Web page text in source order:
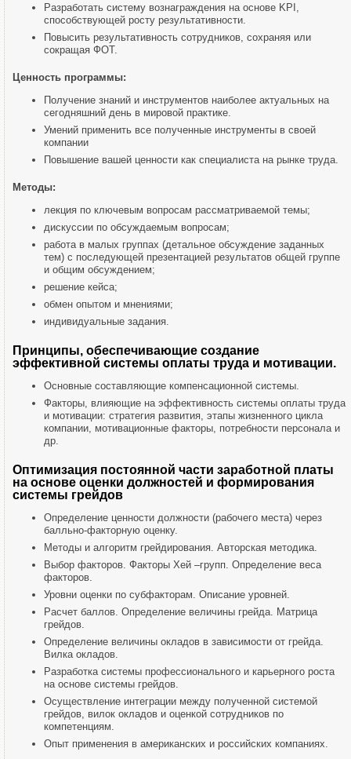
Разработать систему вознаграждения на оcнове KPI,
способствующей росту результативности.
Повысить результативность сотрудников, сохраняя или
сокращая ФОТ.
Ценность программы:
Получение знаний и инструментов наиболее актуальных на
сегодняшний день в мировой практике.
Умений применить все полученные инструменты в своей
компании
Повышение вашей ценности как специалиста на рынке труда.
Методы:
лекция по ключевым вопросам рассматриваемой темы;
дискуссии по обсуждаемым вопросам;
работа в малых группах (детальное обсуждение заданных
тем) с последующей презентацией результатов общей группе
и общим обсуждением;
решение кейса;
обмен опытом и мнениями;
индивидуальные задания.
Принципы, обеспечивающие создание
эффективной системы оплаты труда и мотивации.
Основные составляющие компенсационной системы.
Факторы, влияющие на эффективность системы оплаты труда
и мотивации: стратегия развития, этапы жизненного цикла
компании, мотивационные факторы, потребности персонала и
др.
Оптимизация постоянной части заработной платы
на основе оценки должностей и формирования
сиcтемы грейдов
Определение ценности должности (рабочего места) через
балльно-факторную оценку.
Методы и алгоритм грейдирования. Авторская методика.
Выбор факторов. Факторы Хей –групп. Определение веса
факторов.
Уровни оценки по субфакторам. Описание уровней.
Расчет баллов. Определение величины грейда. Матрица
грейдов.
Определение величины окладов в зависимости от грейда.
Вилка окладов.
Разработка системы профессионального и карьерного роста
на основе системы грейдов.
Осуществление интеграции между полученной системой
грейдов, вилок окладов и оценкой сотрудников по
компетенциям.
Опыт применения в американских и российских компаниях.